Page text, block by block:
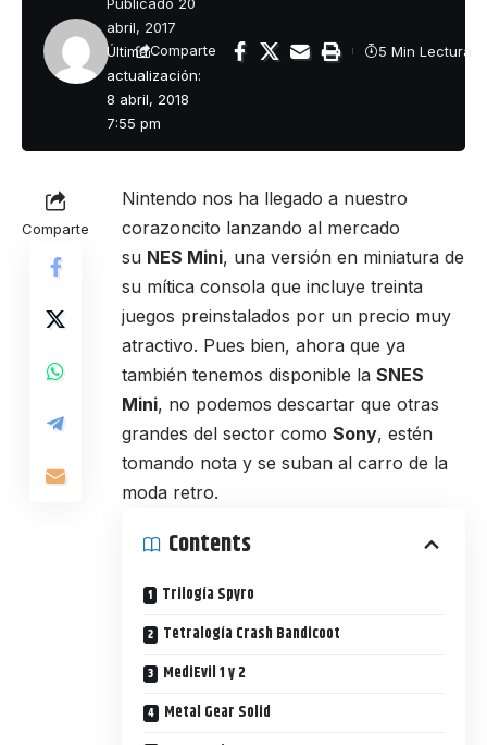
Última
actualización:
8 abril, 2018
7:55 pm
abril, 2017
Comparte 5 Min Lectura
Comparte
Nintendo nos ha llegado a nuestro
corazoncito lanzando al mercado
su NES Mini, una versión en miniatura de
su mítica consola que incluye treinta
juegos preinstalados por un precio muy
atractivo. Pues bien, ahora que ya
también tenemos disponible la SNES
Mini, no podemos descartar que otras
grandes del sector como Sony, estén
tomando nota y se suban al carro de la
moda retro.
Contents
Trilogía Spyro
Tetralogía Crash Bandicoot
MediEvil 1 y 2
Metal Gear Solid